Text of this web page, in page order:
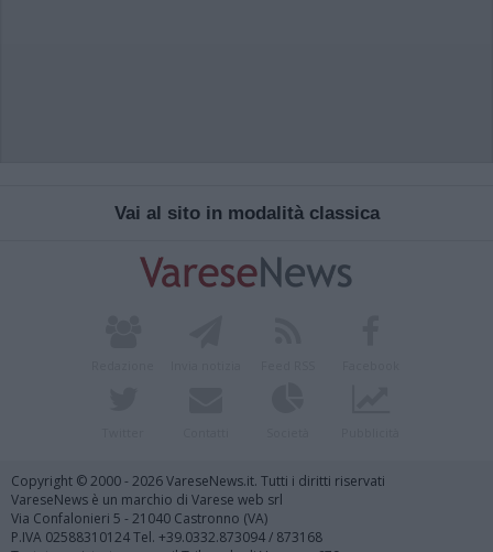
Vai al sito in modalità classica
Copyright © 2000 - 2026 VareseNews.it. Tutti i diritti riservati
VareseNews è un marchio di Varese web srl
Via Confalonieri 5 - 21040 Castronno (VA)
P.IVA 02588310124 Tel. +39.0332.873094 / 873168